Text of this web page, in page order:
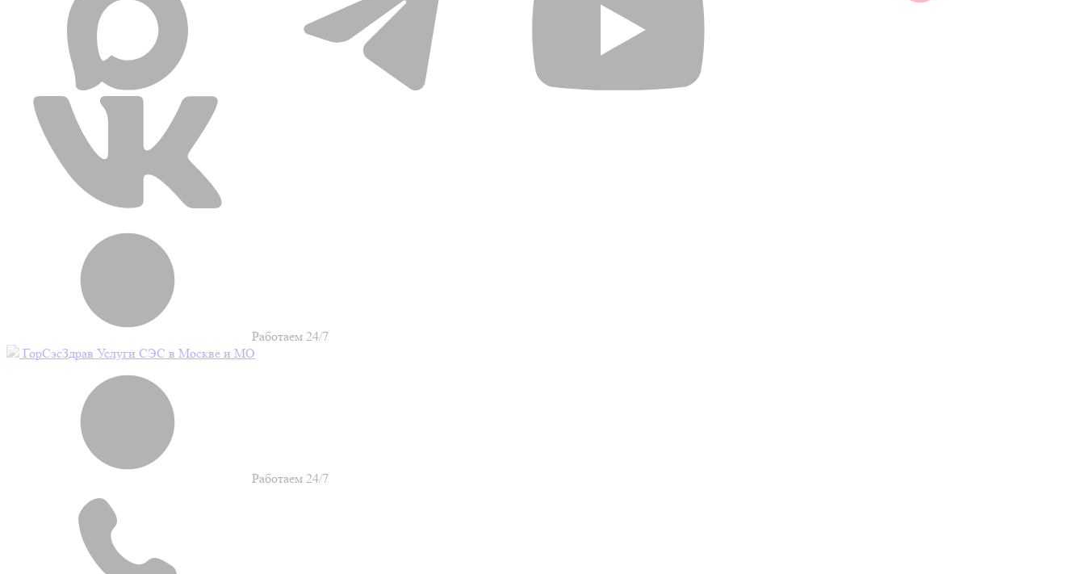
Работаем 24/7
ГорСэсЗдрав Услуги СЭС в Москве и МО
Работаем 24/7